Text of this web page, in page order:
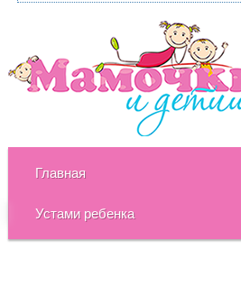
Главная
Устами ребенка